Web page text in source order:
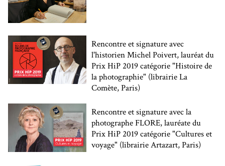
Rencontre et signature avec
l'historien Michel Poivert, lauréat du
Prix HiP 2019 catégorie "Histoire de
la photographie" (librairie La
Comète, Paris)
Rencontre et signature avec la
photographe FLORE, lauréate du
Prix HiP 2019 catégorie "Cultures et
voyage" (librairie Artazart, Paris)